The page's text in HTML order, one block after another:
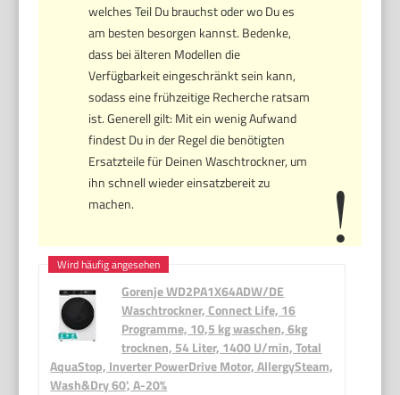
welches Teil Du brauchst oder wo Du es
am besten besorgen kannst. Bedenke,
dass bei älteren Modellen die
Verfügbarkeit eingeschränkt sein kann,
sodass eine frühzeitige Recherche ratsam
ist. Generell gilt: Mit ein wenig Aufwand
findest Du in der Regel die benötigten
Ersatzteile für Deinen Waschtrockner, um
ihn schnell wieder einsatzbereit zu
machen.
Gorenje WD2PA1X64ADW/DE
Waschtrockner, Connect Life, 16
Programme, 10,5 kg waschen, 6kg
trocknen, 54 Liter, 1400 U/min, Total
AquaStop, Inverter PowerDrive Motor, AllergySteam,
Wash&Dry 60', A-20%